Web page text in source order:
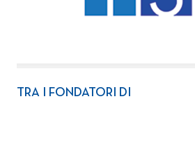
TRA I FONDATORI DI